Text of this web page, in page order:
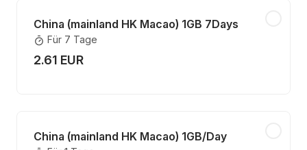
China (mainland HK Macao) 1GB 7Days
Für 7 Tage
2.61 EUR
China (mainland HK Macao) 1GB/Day